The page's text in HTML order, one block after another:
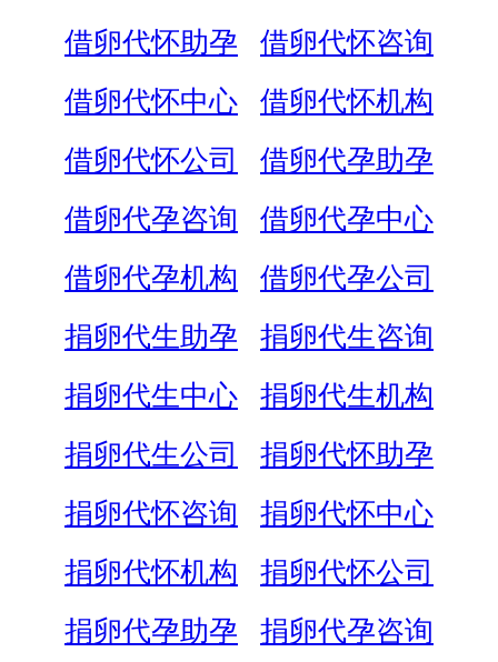
借卵代怀助孕
借卵代怀咨询
借卵代怀中心
借卵代怀机构
借卵代怀公司
借卵代孕助孕
借卵代孕咨询
借卵代孕中心
借卵代孕机构
借卵代孕公司
捐卵代生助孕
捐卵代生咨询
捐卵代生中心
捐卵代生机构
捐卵代生公司
捐卵代怀助孕
捐卵代怀咨询
捐卵代怀中心
捐卵代怀机构
捐卵代怀公司
捐卵代孕助孕
捐卵代孕咨询